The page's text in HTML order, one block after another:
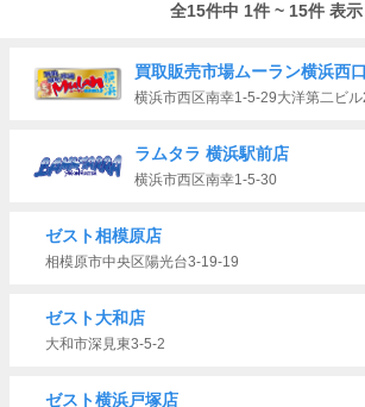
全15件中 1件 ~ 15件 表示
買取販売市場ムーラン横浜西
横浜市西区南幸1-5-29大洋第二ビ
ラムタラ 横浜駅前店
横浜市西区南幸1-5-30
ゼスト相模原店
相模原市中央区陽光台3-19-19
ゼスト大和店
大和市深見東3-5-2
ゼスト横浜戸塚店